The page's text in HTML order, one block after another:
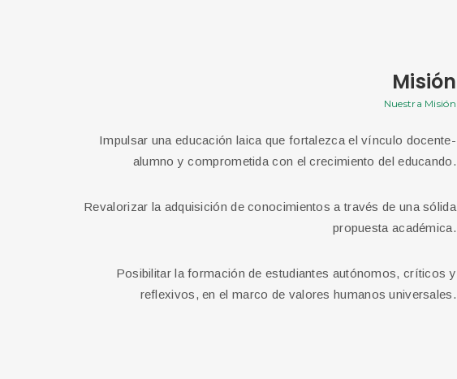
Misión
Nuestra Misión
Impulsar una educación laica que fortalezca el vínculo docente-
alumno y comprometida con el crecimiento del educando.
Revalorizar la adquisición de conocimientos a través de una sólida
propuesta académica.
Posibilitar la formación de estudiantes autónomos, críticos y
reflexivos, en el marco de valores humanos universales.